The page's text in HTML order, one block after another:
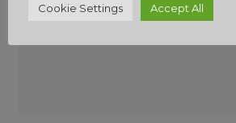
Cookie Settings Accept All